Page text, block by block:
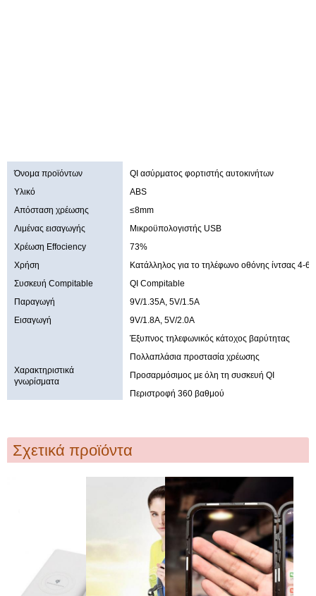
Όνομα προϊόντων
QI ασύρματος φορτιστής αυτοκινήτων
Υλικό
ABS
Απόσταση χρέωσης
≤8mm
Λιμένας εισαγωγής
Μικροϋπολογιστής USB
Χρέωση Effociency
73%
Χρήση
Κατάλληλος για το τηλέφωνο οθόνης ίντσας 4-6
Συσκευή Compitable
QI Compitable
Παραγωγή
9V/1.35A, 5V/1.5A
Εισαγωγή
9V/1.8A, 5V/2.0A
Χαρακτηριστικά
γνωρίσματα
Έξυπνος τηλεφωνικός κάτοχος βαρύτητας
Πολλαπλάσια προστασία χρέωσης
Προσαρμόσιμος με όλη τη συσκευή QI
Περιστροφή 360 βαθμού
Σχετικά προϊόντα